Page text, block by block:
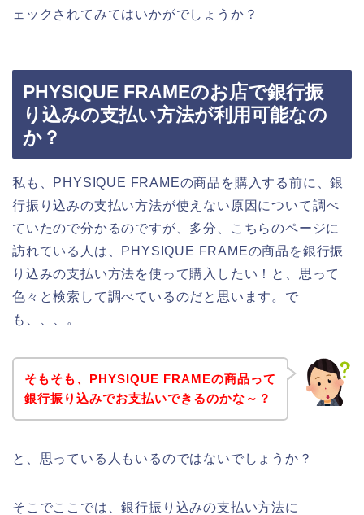
ェックされてみてはいかがでしょうか？
PHYSIQUE FRAMEのお店で銀行振
り込みの支払い方法が利用可能なの
か？
私も、PHYSIQUE FRAMEの商品を購入する前に、銀
行振り込みの支払い方法が使えない原因について調べ
ていたので分かるのですが、多分、こちらのページに
訪れている人は、PHYSIQUE FRAMEの商品を銀行振
り込みの支払い方法を使って購入したい！と、思って
色々と検索して調べているのだと思います。で
も、、、。
そもそも、PHYSIQUE FRAMEの商品って
銀行振り込みでお支払いできるのかな～？
と、思っている人もいるのではないでしょうか？
そこでここでは、銀行振り込みの支払い方法に